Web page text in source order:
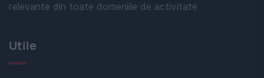
relevante din toate domeniile de activitate
Utile